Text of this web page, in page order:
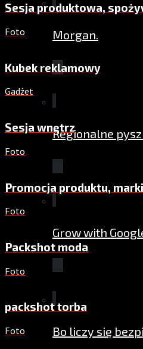
Morgan.
Regionalne
Grow with
Bo liczy się
Sesja produktowa,
Foto
Kubek reklamowy
Gadżet
Sesja wnętrz
Foto
Promocja produktu, marki
Foto
Packshot moda
Foto
packshot torba
Foto